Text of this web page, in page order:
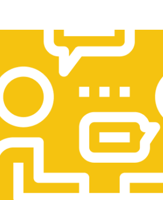
от 3300 ₽
от 1400 ₽ Заказать
от 2700 ₽ Заказать
от 950 ₽ Заказать
от 1750 ₽